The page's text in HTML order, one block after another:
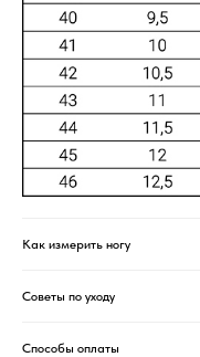
Как измерить ногу
Советы по уходу
Способы оплаты